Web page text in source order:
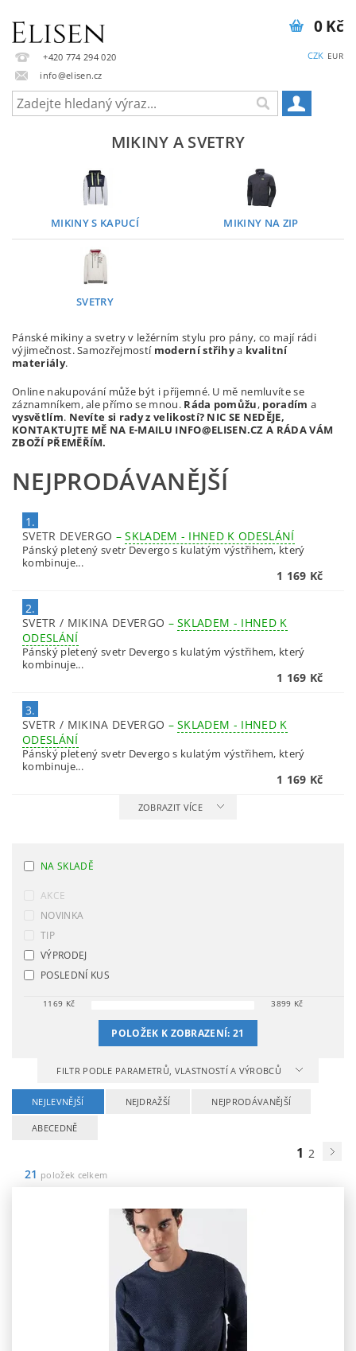
+420 774 294 020
info@elisen.cz
CZK EUR
0 Kč
MIKINY A SVETRY
MIKINY S KAPUCÍ MIKINY NA ZIP
SVETRY
Pánské mikiny a svetry v ležérním stylu pro pány, co mají rádi
výjimečnost. Samozřejmostí moderní střihya kvalitní
materiály.
Online nakupování může být i příjemné. U mě nemluvíte se
záznamníkem, ale přímo se mnou. Ráda pomůžu, poradím a
vysvětlím. Nevíte si rady z velikostí? NIC SE NEDĚJE,
KONTAKTUJTE MĚ NA E-MAILU INFO@ELISEN.CZ A RÁDA VÁM
ZBOŽÍ PŘEMĚŘÍM.
NEJPRODÁVANĚJŠÍ
1.
SVETR DEVERGO –SKLADEM - IHNED K ODESLÁNÍ
Pánský pletený svetr Devergo s kulatým výstřihem, který
kombinuje...
1 169 Kč
2.
SVETR / MIKINA DEVERGO –SKLADEM - IHNED K
ODESLÁNÍ
Pánský pletený svetr Devergo s kulatým výstřihem, který
kombinuje...
1 169 Kč
3.
SVETR / MIKINA DEVERGO –SKLADEM - IHNED K
ODESLÁNÍ
Pánský pletený svetr Devergo s kulatým výstřihem, který
kombinuje...
1 169 Kč
ZOBRAZIT VÍCE
NA SKLADĚ
AKCE
NOVINKA
TIP
VÝPRODEJ
POSLEDNÍ KUS
1169 Kč 3899 Kč
POLOŽEK K ZOBRAZENÍ:21
FILTR PODLE PARAMETRŮ, VLASTNOSTÍ A VÝROBCŮ
NEJLEVNĚJŠÍ NEJDRAŽŠÍ NEJPRODÁVANĚJŠÍ
ABECEDNĚ
1 2
21 položek celkem